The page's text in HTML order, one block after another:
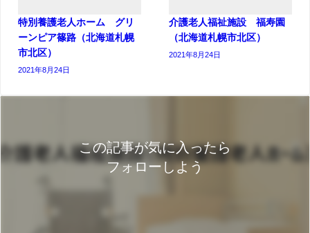
特別養護老人ホーム グリ
ーンピア篠路（北海道札幌
市北区）
2021年8月24日
介護老人福祉施設 福寿園
（北海道札幌市北区）
2021年8月24日
この記事が気に入ったら
フォローしよう